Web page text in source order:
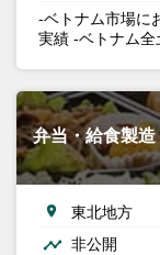
-ベトナム市場に
実績 -ベトナム
弁当・給食製造
東北地方
非公開